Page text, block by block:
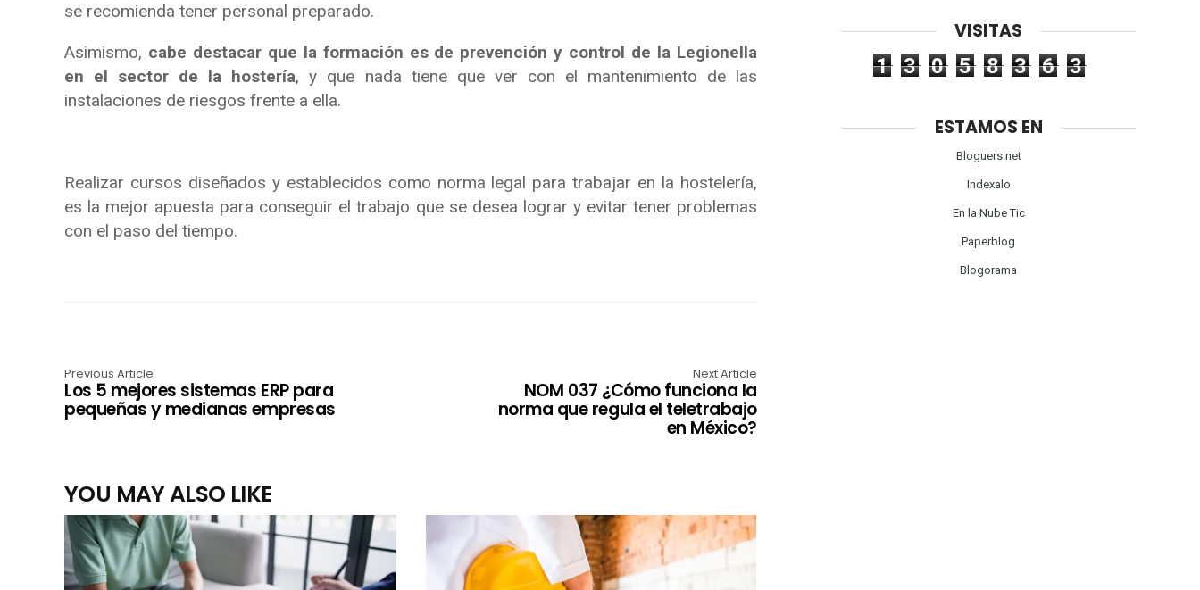
se recomienda tener personal preparado.
Asimismo, cabe destacar que la formación es de prevención y control de la Legionella
en el sector de la hostería, y que nada tiene que ver con el mantenimiento de las
instalaciones de riesgos frente a ella.
Realizar cursos diseñados y establecidos como norma legal para trabajar en la hostelería,
es la mejor apuesta para conseguir el trabajo que se desea lograr y evitar tener problemas
con el paso del tiempo.
Previous Article
Los 5 mejores sistemas ERP para
pequeñas y medianas empresas
Next Article
NOM 037 ¿Cómo funciona la
norma que regula el teletrabajo
en México?
YOU MAY ALSO LIKE
VISITAS
1 3 0 5 8 3 6 3
ESTAMOS EN
Bloguers.net
Indexalo
En la Nube Tic
Paperblog
Blogorama